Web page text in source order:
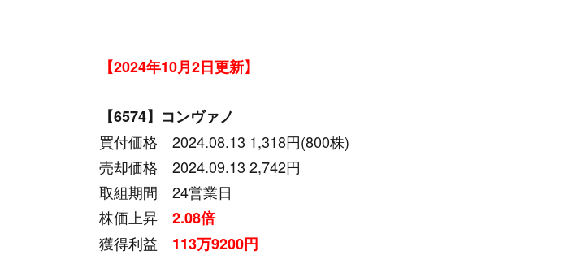
【2024年10月2日更新】
【6574】コンヴァノ
買付価格 2024.08.13 1,318円(800株)
売却価格 2024.09.13 2,742円
取組期間 24営業日
株価上昇 2.08倍
獲得利益 113万9200円